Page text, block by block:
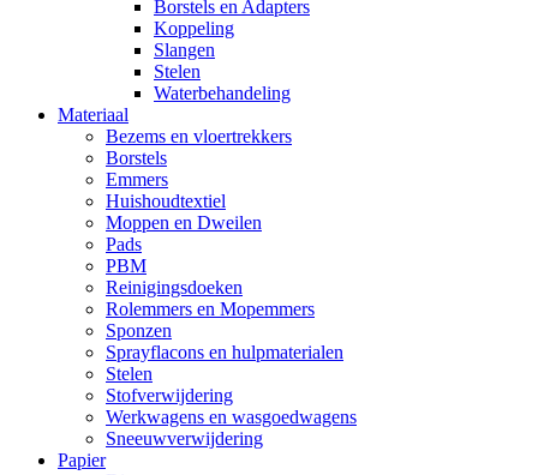
Borstels en Adapters
Koppeling
Slangen
Stelen
Waterbehandeling
Materiaal
Bezems en vloertrekkers
Borstels
Emmers
Huishoudtextiel
Moppen en Dweilen
Pads
PBM
Reinigingsdoeken
Rolemmers en Mopemmers
Sponzen
Sprayflacons en hulpmaterialen
Stelen
Stofverwijdering
Werkwagens en wasgoedwagens
Sneeuwverwijdering
Papier